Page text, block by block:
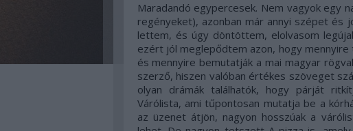
Maradandó egypercesek. Nem vagyok egy
regényeket), azonban már annyi szépet és
lettem, és úgy döntöttem, elolvasom
ezért jól meglepődtem azon, hogy
és mennyire bemutatják a mai magyar
szerző, hiszen valóban értékes szöveget
olyan drámák találhatók, hogy párját
Várólista, ami tűpontosan mutatja be a
az üzenet átjön, nagyon hosszúak a